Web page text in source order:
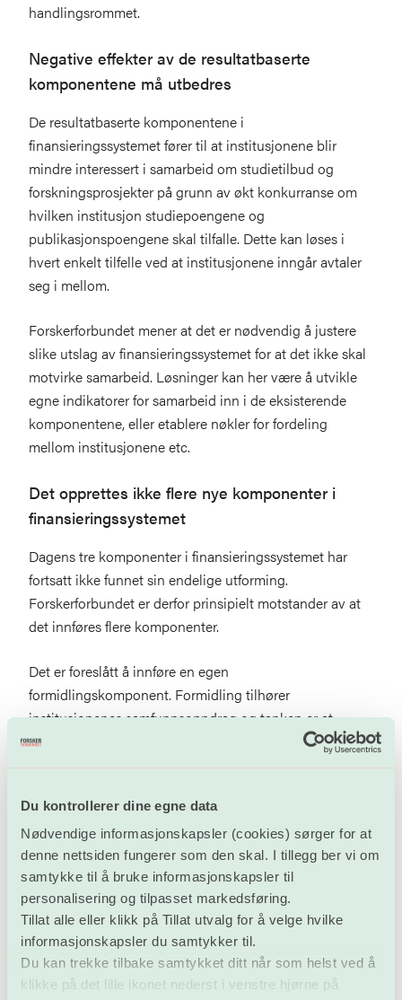
Du kontrollerer dine egne data
Nødvendige informasjonskapsler (cookies) sørger for at
denne nettsiden fungerer som den skal. I tillegg ber vi om
samtykke til å bruke informasjonskapsler til
personalisering og tilpasset markedsføring.
Tillat alle eller klikk på Tillat utvalg for å velge hvilke
informasjonskapsler du samtykker til.
Du kan trekke tilbake samtykket ditt når som helst ved å
klikke på det lille ikonet nederst i venstre hjørne på
handlingsrommet.
Negative effekter av de resultatbaserte
komponentene må utbedres
De resultatbaserte komponentene i
finansieringssystemet fører til at institusjonene blir
mindre interessert i samarbeid om studietilbud og
forskningsprosjekter på grunn av økt konkurranse om
hvilken institusjon studiepoengene og
publikasjonspoengene skal tilfalle. Dette kan løses i
hvert enkelt tilfelle ved at institusjonene inngår avtaler
seg i mellom.
Forskerforbundet mener at det er nødvendig å justere
slike utslag av finansieringssystemet for at det ikke skal
motvirke samarbeid. Løsninger kan her være å utvikle
egne indikatorer for samarbeid inn i de eksisterende
komponentene, eller etablere nøkler for fordeling
mellom institusjonene etc.
Det opprettes ikke flere nye komponenter i
finansieringssystemet
Dagens tre komponenter i finansieringssystemet har
fortsatt ikke funnet sin endelige utforming.
Forskerforbundet er derfor prinsipielt motstander av at
det innføres flere komponenter.
Det er foreslått å innføre en egen
formidlingskomponent. Formidling tilhører
institusjonenes samfunnsoppdrag og tanken er at
innsats på området bør gi uttelling i
finansieringssystemet. Forskerforbundet mener det vil
formidlingen på en god måte. Videre vil det bli
vanskelig og ressurskrevende å kvalitetssikre data som
legges inn i flere av de foreslåtte indikatorene.
Forbundet støtter derfor ikke innføringen av en slik
komponent.
Institusjonene og de ansatte har tilpasset sin adferd til
de resultatbaserte indikatorene i finansieringsmodellen.